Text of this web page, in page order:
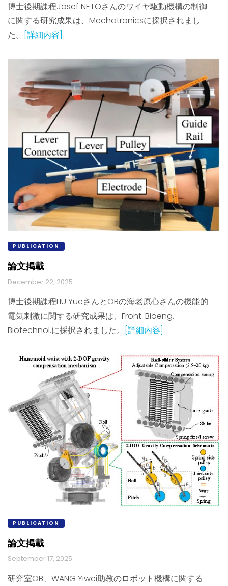
博士後期課程Josef NETOさんのワイヤ駆動機構の制御
に関する研究成果は、Mechatronicsに採択されまし
た。
[詳細内容]
PUBLICATION
論文掲載
December 22, 2025
博士後期課程LIU YueさんとOBの海老原心さんの機能的
電気刺激に関する研究成果は、Front. Bioeng.
Biotechnol.に採択されました。
[詳細内容]
PUBLICATION
論文掲載
September 17, 2025
研究室OB、WANG Yiwei助教のロボット機構に関する